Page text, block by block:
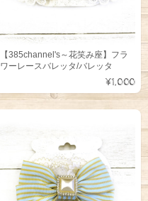
【385channel's～花笑み座】フラ
ワーレースバレッタ/バレッタ
¥1,000